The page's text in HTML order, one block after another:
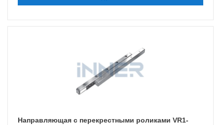
Направляющая с перекрестными роликами VR1-